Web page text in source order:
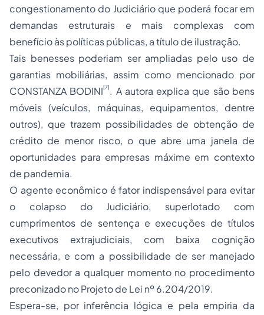
congestionamento do Judiciário que poderá focar em
demandas estruturais e mais complexas com
benefício às políticas públicas, a título de ilustração.
Tais benesses poderiam ser ampliadas pelo uso de
garantias mobiliárias, assim como mencionado por
CONSTANZA BODINI[7]. A autora explica que são bens
móveis (veículos, máquinas, equipamentos, dentre
outros), que trazem possibilidades de obtenção de
crédito de menor risco, o que abre uma janela de
oportunidades para empresas máxime em contexto
de pandemia.
O agente econômico é fator indispensável para evitar
o colapso do Judiciário, superlotado com
cumprimentos de sentença e execuções de títulos
executivos extrajudiciais, com baixa cognição
necessária, e com a possibilidade de ser manejado
pelo devedor a qualquer momento no procedimento
preconizado no Projeto de Lei nº 6.204/2019.
Espera-se, por inferência lógica e pela empiria da